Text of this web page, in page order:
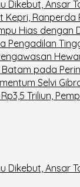
Dikebut, Ansar
Kepri,
Hias dengan
Pengadilan
Batam pada
Selvi
Triliun,
Dikebut, Ansar